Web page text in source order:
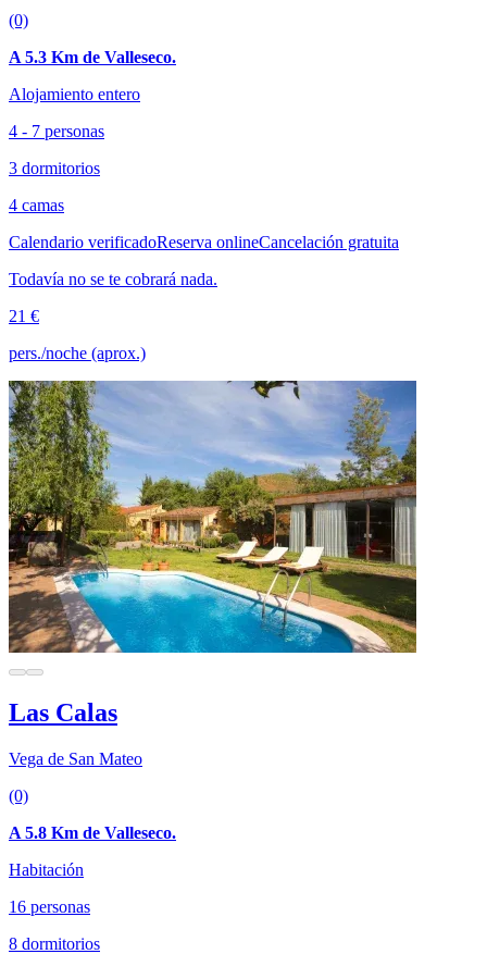
(0)
A 5.3 Km de Valleseco.
Alojamiento entero
4 - 7 personas
3 dormitorios
4 camas
Calendario verificadoReserva onlineCancelación gratuita
Todavía no se te cobrará nada.
21 €
pers./noche (aprox.)
Las Calas
Vega de San Mateo
(0)
A 5.8 Km de Valleseco.
Habitación
16 personas
8 dormitorios